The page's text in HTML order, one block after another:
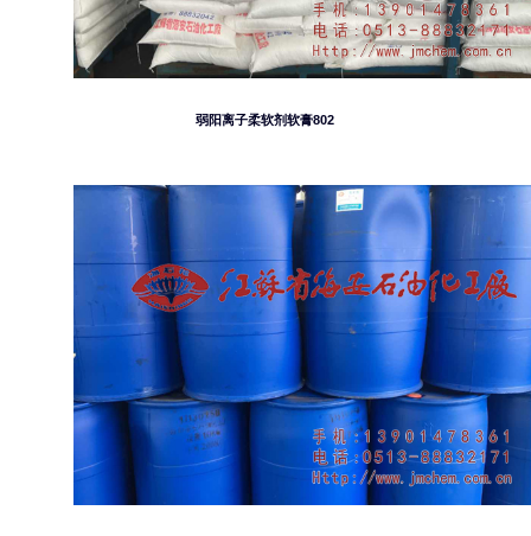
弱阳离子柔软剂软膏802